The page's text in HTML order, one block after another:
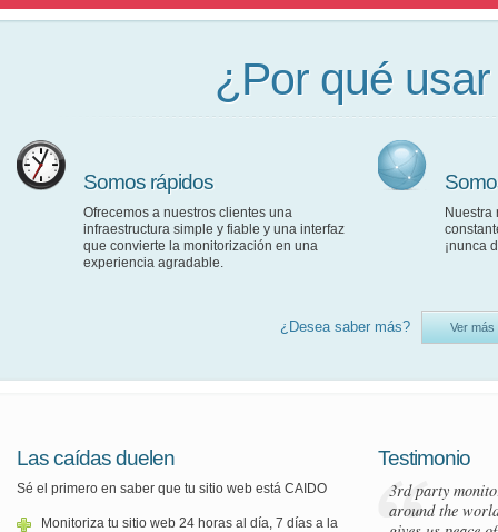
¿Por qué
Somos rápidos
Ofrecemos a nuestros clientes una
infraestructura simple y fiable y una interfaz
que convierte la monitorización en una
experiencia agradable.
Nuestra
¡nunca
¿Desea saber más? Ver
Las caídas duelen
Sé el primero en saber que tu sitio web está CAIDO
Monitoriza tu sitio web 24 horas al día, 7 días a la
Testimonio
3rd party
around the